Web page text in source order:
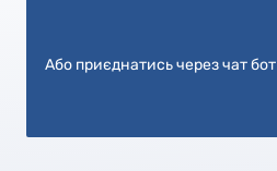
Або приєднатись через чат бот